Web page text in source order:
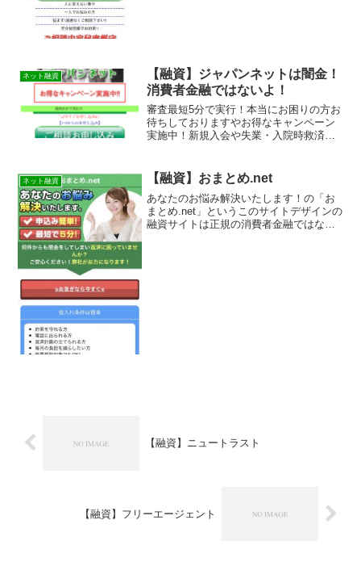
ネット融資
【融資】ジャパンネットは闇金！
消費者金融ではないよ！
審査最短5分で実行！本当にお困りの方お
待ちしておりますやお得なキャンペーン
実施中！新規入会や失業・入院時救済の
の検索や突然送られてきたSMSメールで
お金を貸してもらえる...
ネット融資 【融資】おまとめ.net
あなたのお悩み解決いたします！の「お
まとめ.net」というこのサイトデザインの
融資サイトは正規の消費者金融ではなく
【融資】ニュートラスト
【融資】フリーエージェント